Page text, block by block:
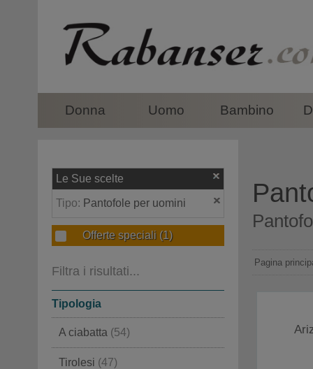
Donna Uomo Bambino
Le Sue scelte
Tipo: Pantofole per uomini
Offerte speciali (1)
Filtra i risultati...
Tipologia
A ciabatta (54)
Tirolesi (47)
Pagina